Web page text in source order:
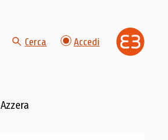
Cerca Accedi
Azzera